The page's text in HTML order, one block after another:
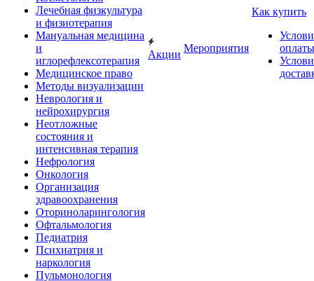
Лечебная физкультура
и физиотерапия
Мануальная медицина
и
иглорефлексотерапия
Медицинское право
Методы визуализации
Неврология и
нейрохирургия
Неотложные
состояния и
интенсивная терапия
Нефрология
Онкология
Организация
здравоохранения
Оториноларингология
Офтальмология
Педиатрия
Психиатрия и
наркология
Пульмонология
Акции
Мероприятия
Как купить
оплаты